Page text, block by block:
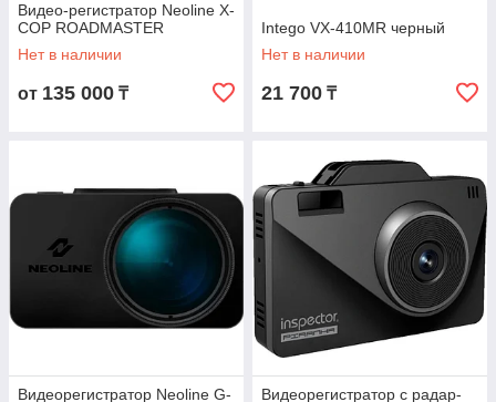
Видео-регистратор Neoline X-
COP ROADMASTER
Нет в наличии
от 135 000 ₸
Intego VX-410MR черный
Нет в наличии
21 700 ₸
Видеорегистратор Neoline G-
Видеорегистратор с радар-